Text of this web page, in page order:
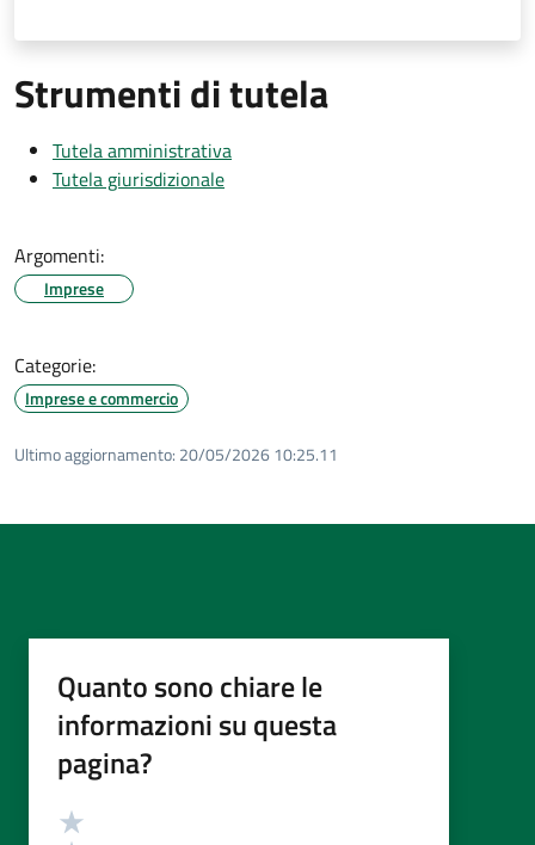
Strumenti di tutela
Tutela amministrativa
Tutela giurisdizionale
Argomenti:
Imprese
Categorie:
Imprese e commercio
Ultimo aggiornamento: 20/05/2026 10:25.11
Quanto sono chiare le
informazioni su questa
pagina?
Valutazione